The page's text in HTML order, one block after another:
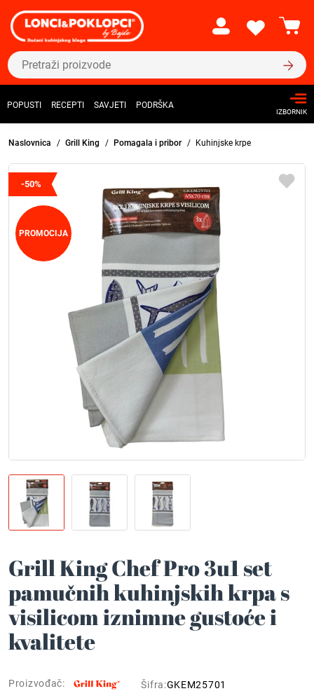
POPUSTI RECEPTI SAVJETI PODRŠKA
IZBORNIK
Naslovnica Grill King Pomagala i pribor Kuhinjske krpe
-50%
PROMOCIJA
Grill King Chef Pro 3u1 set
pamučnih kuhinjskih krpa s
visilicom iznimne gustoće i
kvalitete
Proizvođač: Šifra:GKEM25701